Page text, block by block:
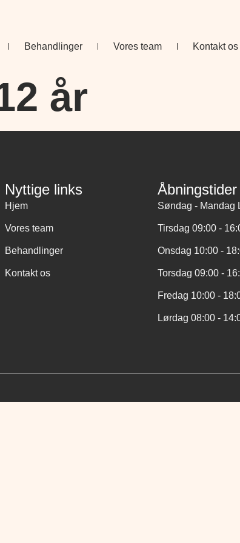
Behandlinger Vores team Kontakt os
år
Nyttige links
Hjem
Vores team
Behandlinger
Kontakt os
Åbningstider
Søndag - Mandag
Tirsdag 09:00 -
Onsdag 10:00 -
Torsdag 09:00 -
Fredag 10:00 -
Lørdag 08:00 -